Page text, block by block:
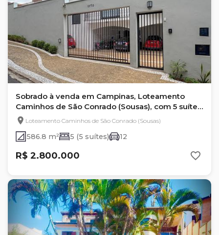
Sobrado à venda em Campinas, Loteamento
Caminhos de São Conrado (Sousas), com 5 suítes,
com 586.8 m²
Loteamento Caminhos de São Conrado (Sousas)
586.8 m² 5 (5 suítes) 12
R$ 2.800.000